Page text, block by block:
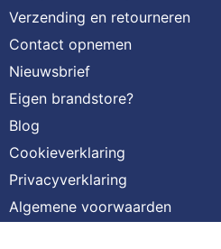
Verzending en retourneren
Contact opnemen
Nieuwsbrief
Eigen brandstore?
Blog
Cookieverklaring
Privacyverklaring
Algemene voorwaarden